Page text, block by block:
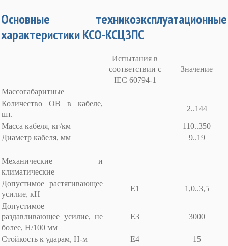
Основные техникоэксплуатационные
характеристики КСО-КСЦЗПС
Испытания в
соответствии с
IЕС 60794-1
Значение
Массогабаритные
Количество ОВ в кабеле,
шт.
2..144
Масса кабеля, кг/км
110..350
Диаметр кабеля, мм
9..19
Механические и
климатические
Допустимое растягивающее
усилие, кН
E1
1,0..3,5
Допустимое
раздавливающее усилие, не
более, Н/100 мм
E3 3000
Стойкость к ударам, Н-м E4
15